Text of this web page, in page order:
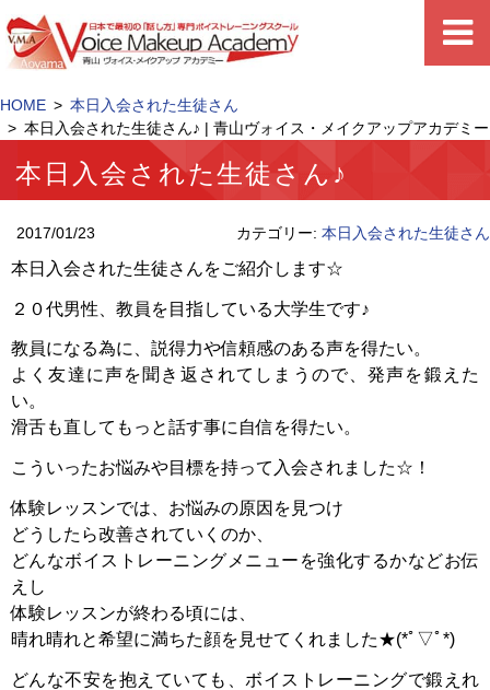
HOME
本日入会された生徒さん
本日入会された生徒さん♪ | 青山ヴォイス・メイクアップアカデミー
本日入会された生徒さん♪
2017/01/23 カテゴリー: 本日入会された生徒さん
本日入会された生徒さんをご紹介します☆
２０代男性、教員を目指している大学生です♪
教員になる為に、説得力や信頼感のある声を得たい。
よく友達に声を聞き返されてしまうので、発声を鍛えた
い。
滑舌も直してもっと話す事に自信を得たい。
こういったお悩みや目標を持って入会されました☆！
体験レッスンでは、お悩みの原因を見つけ
どうしたら改善されていくのか、
どんなボイストレーニングメニューを強化するかなどお伝
えし
体験レッスンが終わる頃には、
晴れ晴れと希望に満ちた顔を見せてくれました★(*ﾟ▽ﾟ*)
どんな不安を抱えていても、ボイストレーニングで鍛えれ